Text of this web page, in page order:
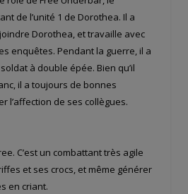
de l’unité 1 de Dorothea. Il a
Dorothea, et travaille avec
enquêtes. Pendant la guerre, il a
à double épée. Bien qu’il
il a toujours de bonnes
l’affection de ses collègues.
C’est un combattant très agile
et ses crocs, et même générer
en criant.